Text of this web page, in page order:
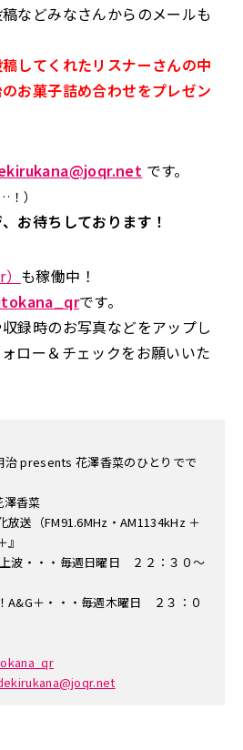
などみなさんからのメールも
してくれたリスナーさんの中
お菓子詰め合わせをプレゼン
です。
！）
お待ちしております！
も稼働中！
です。
録時のお写真などをアップし
ロー＆チェックをお願いいた
花澤香菜のひとりでで
香菜
FM91.6MHz・AM1134kHz ＋
・毎週日曜日 ２２：３０～
・毎週木曜日 ２３：０